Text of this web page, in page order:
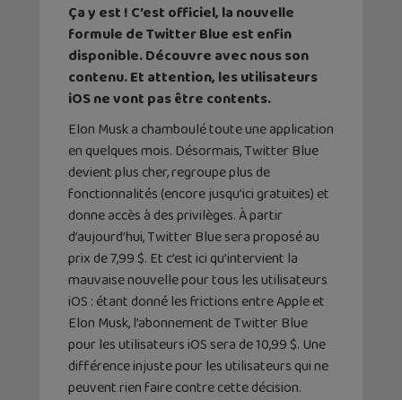
Ça y est ! C’est officiel, la nouvelle
formule de Twitter Blue est enfin
disponible. Découvre avec nous son
contenu. Et attention, les utilisateurs
iOS ne vont pas être contents.
Elon Musk a chamboulé toute une application
en quelques mois. Désormais, Twitter Blue
devient plus cher, regroupe plus de
fonctionnalités (encore jusqu’ici gratuites) et
donne accès à des privilèges. À partir
d’aujourd’hui, Twitter Blue sera proposé au
prix de 7,99 $. Et c’est ici qu’intervient la
mauvaise nouvelle pour tous les utilisateurs
iOS : étant donné les frictions entre Apple et
Elon Musk, l’abonnement de Twitter Blue
pour les utilisateurs iOS sera de 10,99 $. Une
différence injuste pour les utilisateurs qui ne
peuvent rien faire contre cette décision.